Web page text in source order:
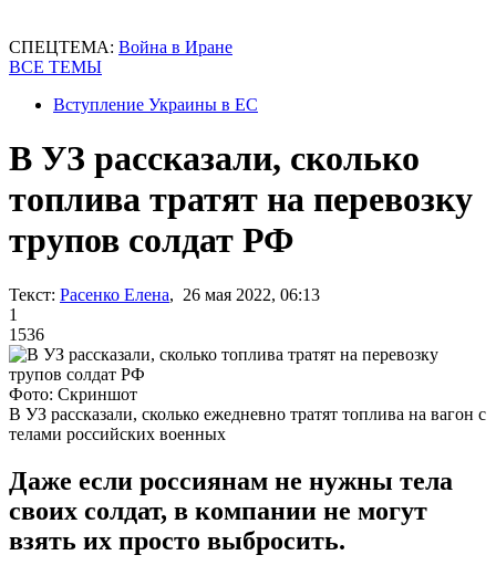
СПЕЦТЕМА: Война в Иране
ВСЕ ТЕМЫ
Вступление Украины в ЕС
В УЗ рассказали, сколько
топлива тратят на перевозку
трупов солдат РФ
Текст: Расенко Елена, 26 мая 2022, 06:13
1
1536
Фото: Скриншот
В УЗ рассказали, сколько ежедневно тратят топлива на вагон с
телами российских военных
Даже если россиянам не нужны тела
своих солдат, в компании не могут
взять их просто выбросить.